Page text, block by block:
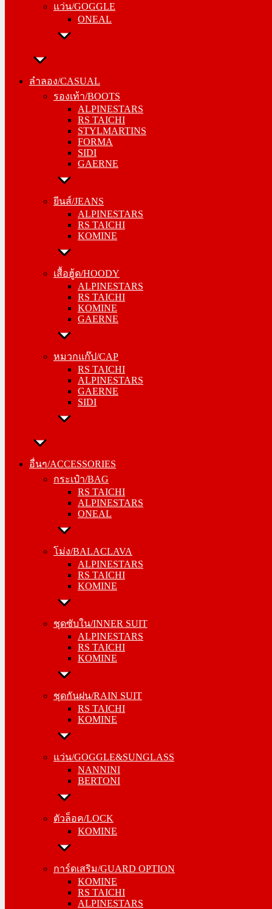
แว่น/GOGGLE
ONEAL
ลำลอง/CASUAL
รองเท้า/BOOTS
ALPINESTARS
RS TAICHI
STYLMARTINS
FORMA
SIDI
GAERNE
ยีนส์/JEANS
ALPINESTARS
RS TAICHI
KOMINE
เสื้อฮู้ด/HOODY
ALPINESTARS
RS TAICHI
KOMINE
GAERNE
หมวกแก๊ป/CAP
RS TAICHI
ALPINESTARS
GAERNE
SIDI
อื่นๆ/ACCESSORIES
กระเป๋า/BAG
RS TAICHI
ALPINESTARS
ONEAL
โม่ง/BALACLAVA
ALPINESTARS
RS TAICHI
KOMINE
ชุดซับใน/INNER SUIT
ALPINESTARS
RS TAICHI
KOMINE
ชุดกันฝน/RAIN SUIT
RS TAICHI
KOMINE
แว่น/GOGGLE&SUNGLASS
NANNINI
BERTONI
ตัวล็อค/LOCK
KOMINE
การ์ดเสริม/GUARD OPTION
KOMINE
RS TAICHI
ALPINESTARS
ลำลอง/CASUAL
ALPINESTARS
RS TAICHI
STYLMARTINS
FORMA
SIDI
GAERNE
ยีนส์/JEANS
RS TAICHI
KOMINE
เสื้อฮู้ด/HOODY
RS TAICHI
KOMINE
GAERNE
หมวกแก๊ป/CAP
ALPINESTARS
GAERNE
SIDI
อื่นๆ/ACCESSORIES
RS TAICHI
ALPINESTARS
ONEAL
โม่ง/BALACLAVA
RS TAICHI
KOMINE
ชุดซับใน/INNER SUIT
RS TAICHI
KOMINE
ชุดกันฝน/RAIN SUIT
KOMINE
แว่น/GOGGLE&SUNGLASS
BERTONI
ตัวล็อค/LOCK
การ์ดเสริม/GUARD OPTION
RS TAICHI
ALPINESTARS